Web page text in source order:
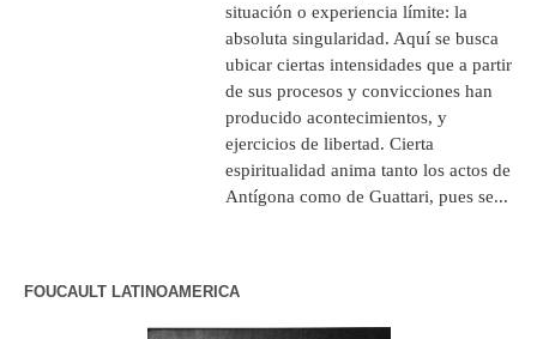
situación o experiencia límite: la
absoluta singularidad. Aquí se busca
ubicar ciertas intensidades que a partir
de sus procesos y convicciones han
producido acontecimientos, y
ejercicios de libertad. Cierta
espiritualidad anima tanto los actos de
Antígona como de Guattari, pues se...
FOUCAULT LATINOAMERICA